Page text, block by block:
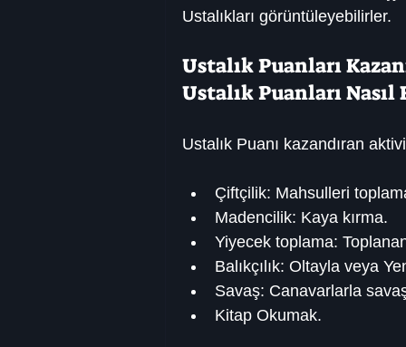
Ustalıkları görüntüleyebilirler.
Ustalık Puanları
Ustalık Puanları Nasıl
Ustalık Puanı kazandıran
Çiftçilik: Mahsulleri
Madencilik: Kaya kırma.
Yiyecek toplama:
Balıkçılık: Oltayla veya
Savaş: Canavarlarla
Kitap Okumak.